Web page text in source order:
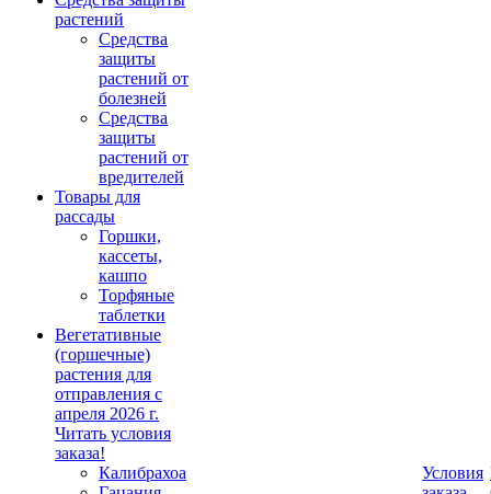
растений
Средства
защиты
растений от
болезней
Средства
защиты
растений от
вредителей
Товары для
рассады
Горшки,
кассеты,
кашпо
Торфяные
таблетки
Вегетативные
(горшечные)
растения для
отправления с
апреля 2026 г.
Читать условия
заказа!
Калибрахоа
Условия